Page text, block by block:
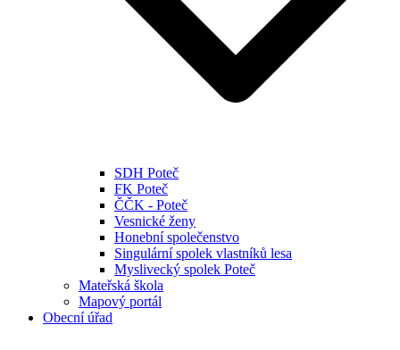
SDH Poteč
FK Poteč
ČČK - Poteč
Vesnické ženy
Honební společenstvo
Singulární spolek vlastníků lesa
Myslivecký spolek Poteč
Mateřská škola
Mapový portál
Obecní úřad